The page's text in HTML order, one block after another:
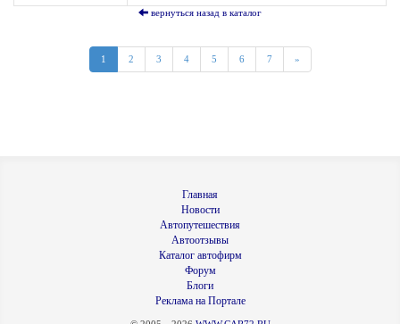
вернуться назад в каталог
1 2 3 4 5 6 7 »
Главная
Новости
Автопутешествия
Автоотзывы
Каталог автофирм
Форум
Блоги
Реклама на Портале